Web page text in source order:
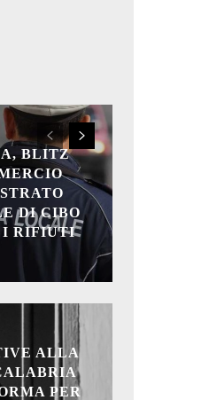
BLITZ
DI CIBO
I RIFIUTI
ALLA
PER